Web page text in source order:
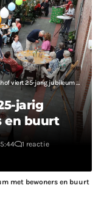
jarig jubileum met bewoners en buurt
jarig
en buurt
1 reactie
met bewoners en buurt